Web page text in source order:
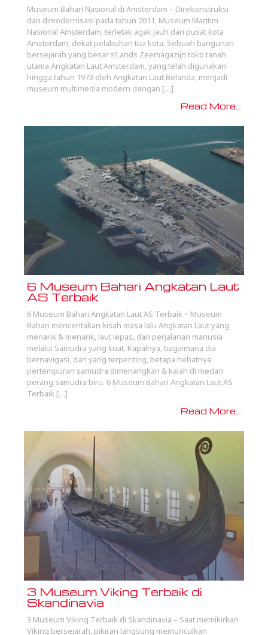
Museum Bahari Nasional di Amsterdam – Direkonstruksi
dan dimodernisasi pada tahun 2011, Museum Maritim
Nasional Amsterdam, terletak agak jauh dari pusat kota
Amsterdam, dekat pelabuhan tua kota. Sebuah bangunan
bersejarah yang besar s’Lands Zeemagazijn toko tanah
utama Angkatan Laut Amsterdam, yang telah digunakan
hingga tahun 1973 oleh Angkatan Laut Belanda, menjadi
museum multimedia modern dengan […]
Read More...
6 Museum Bahari Angkatan Laut
AS Terbaik
6 Museum Bahari Angkatan Laut AS Terbaik – Museum
Bahari menceritakan kisah masa lalu Angkatan Laut yang
menarik & menarik, laut lepas, dan perjalanan manusia
melalui Samudra yang kuat. Kapalnya, bagaimana dia
bernavigasi, dan yang terpenting, betapa hebatnya
pertempuran samudra dimenangkan & kalah di medan
perang samudra biru. 6 Museum Bahari Angkatan Laut AS
Terbaik […]
Read More...
3 Museum Viking Terbaik di
Skandinavia
3 Museum Viking Terbaik di Skandinavia – Saat memikirkan
Viking bersejarah, pikiran langsung memunculkan